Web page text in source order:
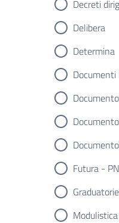
Decreti
Delibera
Determina
Futura -
Graduatorie
Modulistica